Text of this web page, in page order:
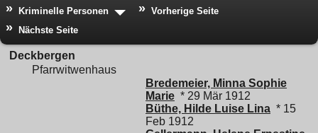
Kriminelle Personen
Vorherige Seite
Nächste Seite
Deckbergen
Pfarrwitwenhaus
Bredemeier, Minna Sophie
Marie * 29 Mär 1912
Büthe, Hilde Luise Lina * 15
Feb 1912